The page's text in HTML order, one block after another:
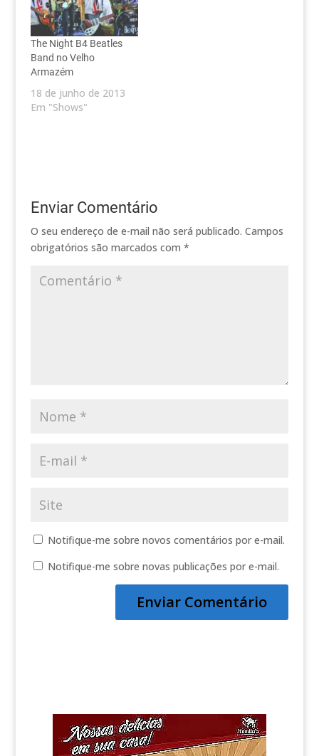
The Night B4 Beatles
Band no Velho
Armazém
18 de junho de 2013
Em "Shows"
Enviar Comentário
O seu endereço de e-mail não será publicado. Campos
obrigatórios são marcados com *
Notifique-me sobre novos comentários por e-mail.
Notifique-me sobre novas publicações por e-mail.